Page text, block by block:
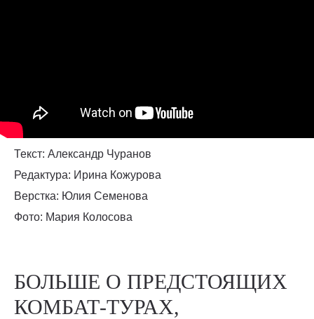
Текст: Александр Чуранов
Редактура: Ирина Кожурова
Верстка: Юлия Семенова
Фото: Мария Колосова
БОЛЬШЕ О ПРЕДСТОЯЩИХ
КОМБАТ-ТУРАХ,